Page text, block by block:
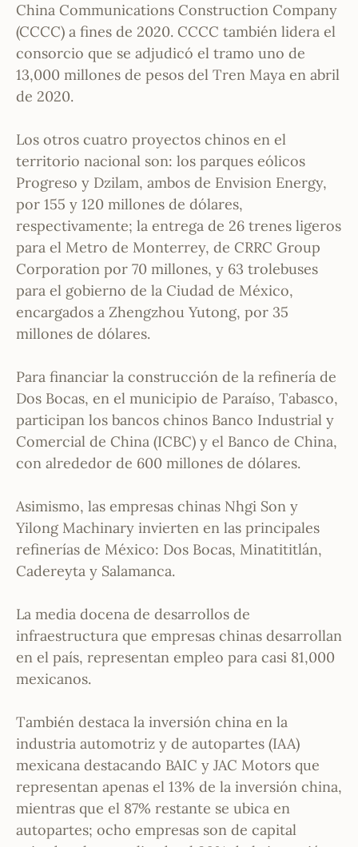
China Communications Construction Company
(CCCC) a fines de 2020. CCCC también lidera el
consorcio que se adjudicó el tramo uno de
13,000 millones de pesos del Tren Maya en abril
de 2020.
Los otros cuatro proyectos chinos en el
territorio nacional son: los parques eólicos
Progreso y Dzilam, ambos de Envision Energy,
por 155 y 120 millones de dólares,
respectivamente; la entrega de 26 trenes ligeros
para el Metro de Monterrey, de CRRC Group
Corporation por 70 millones, y 63 trolebuses
para el gobierno de la Ciudad de México,
encargados a Zhengzhou Yutong, por 35
millones de dólares.
Para financiar la construcción de la refinería de
Dos Bocas, en el municipio de Paraíso, Tabasco,
participan los bancos chinos Banco Industrial y
Comercial de China (ICBC) y el Banco de China,
con alrededor de 600 millones de dólares.
Asimismo, las empresas chinas Nhgi Son y
Yilong Machinary invierten en las principales
refinerías de México: Dos Bocas, Minatititlán,
Cadereyta y Salamanca.
La media docena de desarrollos de
infraestructura que empresas chinas desarrollan
en el país, representan empleo para casi 81,000
mexicanos.
También destaca la inversión china en la
industria automotriz y de autopartes (IAA)
mexicana destacando BAIC y JAC Motors que
representan apenas el 13% de la inversión china,
mientras que el 87% restante se ubica en
autopartes; ocho empresas son de capital